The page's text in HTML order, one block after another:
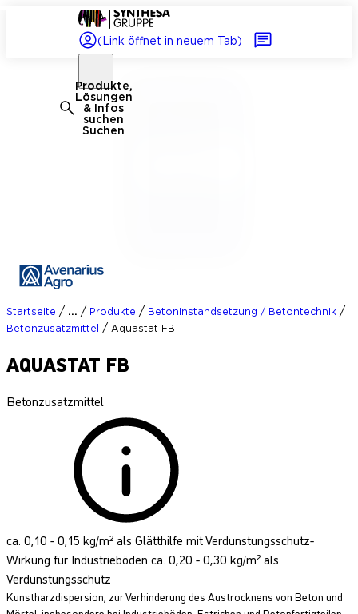
(Link öffnet in neuem Tab)
Produkte,
Lösungen
& Infos
suchen
Suchen
Startseite / ... / Produkte / Betoninstandsetzung / Betontechnik /
Betonzusatzmittel / Aquastat FB
AQUASTAT FB
Betonzusatzmittel
ca. 0,10 - 0,15 kg/m² als Glätthilfe mit Verdunstungsschutz-
Wirkung für Industrieböden ca. 0,20 - 0,30 kg/m² als
Verdunstungsschutz
Kunstharzdispersion, zur Verhinderung des Austrocknens von Beton und